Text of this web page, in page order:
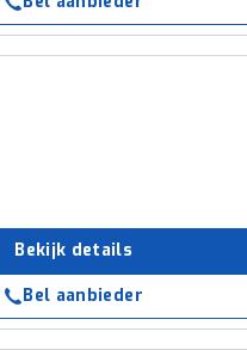
Bekijk details
Bel aanbieder